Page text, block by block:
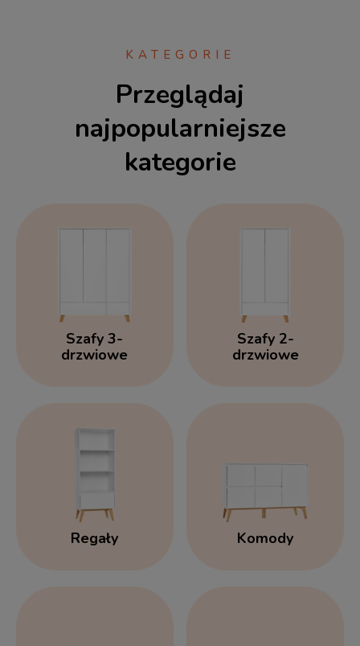
KATEGORIE
Przeglądaj
najpopularniejsze
kategorie
Szafy 3-
drzwiowe
Szafy 2-
drzwiowe
Regały Komody